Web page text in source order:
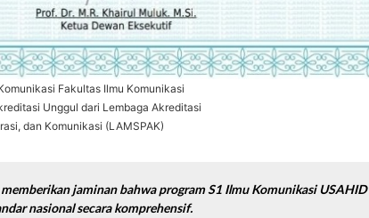
Fakultas Ilmu Komunikasi
Unggul dari Lembaga Akreditasi
dan Komunikasi (LAMSPAK)
jaminan bahwa program S1 Ilmu Komunikasi USAHID
nasional secara komprehensif.